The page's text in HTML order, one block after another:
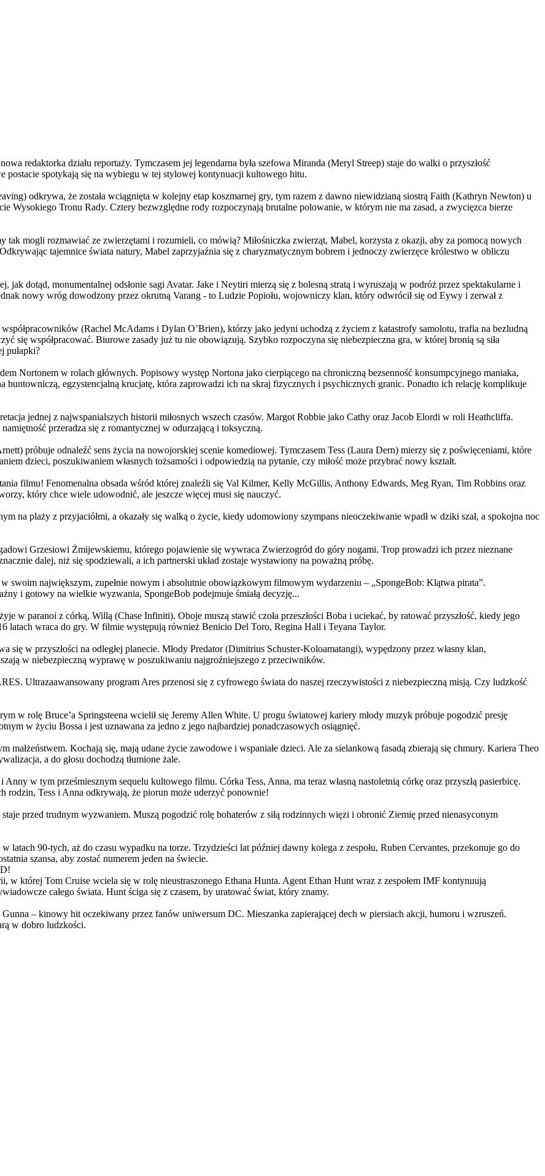
redaktorka działu reportaży. Tymczasem jej legendarna była szefowa Miranda (Meryl Streep) staje do walki o przyszłość
postacie spotykają się na wybiegu w tej stylowej kontynuacji kultowego hitu.
odkrywa, że została wciągnięta w kolejny etap koszmarnej gry, tym razem z dawno niewidzianą siostrą Faith (Kathryn Newton) u
Wysokiego Tronu Rady. Cztery bezwzględne rody rozpoczynają brutalne polowanie, w którym nie ma zasad, a zwycięzca bierze
tak mogli rozmawiać ze zwierzętami i rozumieli, co mówią? Miłośniczka zwierząt, Mabel, korzysta z okazji, aby za pomocą nowych
tajemnice świata natury, Mabel zaprzyjaźnia się z charyzmatycznym bobrem i jednoczy zwierzęce królestwo w obliczu
jak dotąd, monumentalnej odsłonie sagi Avatar. Jake i Neytiri mierzą się z bolesną stratą i wyruszają w podróż przez spektakularne i
nowy wróg dowodzony przez okrutną Varang - to Ludzie Popiołu, wojowniczy klan, który odwrócił się od Eywy i zerwał z
(Rachel McAdams i Dylan O’Brien), którzy jako jedyni uchodzą z życiem z katastrofy samolotu, trafia na bezludną
się współpracować. Biurowe zasady już tu nie obowiązują. Szybko rozpoczyna się niebezpieczna gra, w której bronią są siła
pułapki?
Nortonem w rolach głównych. Popisowy występ Nortona jako cierpiącego na chroniczną bezsenność konsumpcyjnego maniaka,
buntowniczą, egzystencjalną krucjatę, która zaprowadzi ich na skraj fizycznych i psychicznych granic. Ponadto ich relację komplikuje
jednej z najwspanialszych historii miłosnych wszech czasów. Margot Robbie jako Cathy oraz Jacob Elordi w roli Heathcliffa.
przeradza się z romantycznej w odurzającą i toksyczną.
próbuje odnaleźć sens życia na nowojorskiej scenie komediowej. Tymczasem Tess (Laura Dern) mierzy się z poświęceniami, które
dzieci, poszukiwaniem własnych tożsamości i odpowiedzią na pytanie, czy miłość może przybrać nowy kształt.
filmu! Fenomenalna obsada wśród której znaleźli się Val Kilmer, Kelly McGillis, Anthony Edwards, Meg Ryan, Tim Robbins oraz
który chce wiele udowodnić, ale jeszcze więcej musi się nauczyć.
na plaży z przyjaciółmi, a okazały się walką o życie, kiedy udomowiony szympans nieoczekiwanie wpadł w dziki szał, a spokojna noc
Grzesiowi Żmijewskiemu, którego pojawienie się wywraca Zwierzogród do góry nogami. Trop prowadzi ich przez nieznane
dalej, niż się spodziewali, a ich partnerski układ zostaje wystawiony na poważną próbę.
swoim największym, zupełnie nowym i absolutnie obowiązkowym filmowym wydarzeniu – „SpongeBob: Klątwa pirata”.
i gotowy na wielkie wyzwania, SpongeBob podejmuje śmiałą decyzję...
w paranoi z córką, Willą (Chase Infiniti). Oboje muszą stawić czoła przeszłości Boba i uciekać, by ratować przyszłość, kiedy jego
latach wraca do gry. W filmie występują również Benicio Del Toro, Regina Hall i Teyana Taylor.
się w przyszłości na odległej planecie. Młody Predator (Dimitrius Schuster-Koloamatangi), wypędzony przez własny klan,
w niebezpieczną wyprawę w poszukiwaniu najgroźniejszego z przeciwników.
Ultrazaawansowany program Ares przenosi się z cyfrowego świata do naszej rzeczywistości z niebezpieczną misją. Czy ludzkość
w rolę Bruce’a Springsteena wcielił się Jeremy Allen White. U progu światowej kariery młody muzyk próbuje pogodzić presję
w życiu Bossa i jest uznawana za jedno z jego najbardziej ponadczasowych osiągnięć.
Kochają się, mają udane życie zawodowe i wspaniałe dzieci. Ale za sielankową fasadą zbierają się chmury. Kariera Theo
a do głosu dochodzą tłumione żale.
w tym prześmiesznym sequelu kultowego filmu. Córka Tess, Anna, ma teraz własną nastoletnią córkę oraz przyszłą pasierbicę.
rodzin, Tess i Anna odkrywają, że piorun może uderzyć ponownie!
przed trudnym wyzwaniem. Muszą pogodzić rolę bohaterów z siłą rodzinnych więzi i obronić Ziemię przed nienasyconym
90-tych, aż do czasu wypadku na torze. Trzydzieści lat później dawny kolega z zespołu, Ruben Cervantes, przekonuje go do
szansa, aby zostać numerem jeden na świecie.
w której Tom Cruise wciela się w rolę nieustraszonego Ethana Hunta. Agent Ethan Hunt wraz z zespołem IMF kontynuują
całego świata. Hunt ściga się z czasem, by uratować świat, który znamy.
– kinowy hit oczekiwany przez fanów uniwersum DC. Mieszanka zapierającej dech w piersiach akcji, humoru i wzruszeń.
w dobro ludzkości.